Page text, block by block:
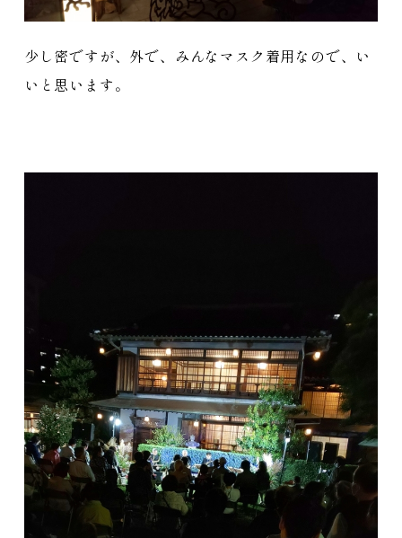
少し密ですが、外で、みんなマスク着用なので、い
いと思います。